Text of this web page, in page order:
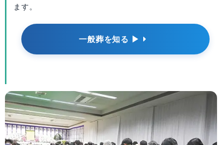
ます。
一般葬を知る ▶